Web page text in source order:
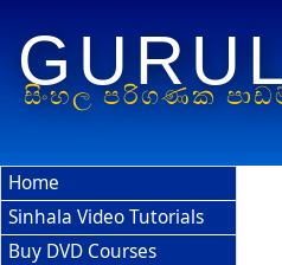
සිංහල පරිගණක
Home
Sinhala Video Tutorials
Buy DVD Courses